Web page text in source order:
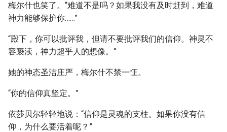
梅尔什也笑了。“难道不是吗？如果我没有及时赶到，难道
神力能够保护你……”
“殿下，你可以批评我，但请不要批评我们的信仰。神灵不
容亵渎，神力超乎人的想像。”
她的神态圣洁庄严，梅尔什不禁一怔。
“你的信仰真坚定。”
依莎贝尔轻轻地说：“信仰是灵魂的支柱。如果你没有信
仰，为什么要活着呢？”